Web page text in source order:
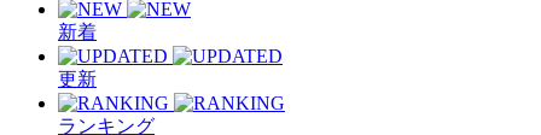
新着
更新
ランキング